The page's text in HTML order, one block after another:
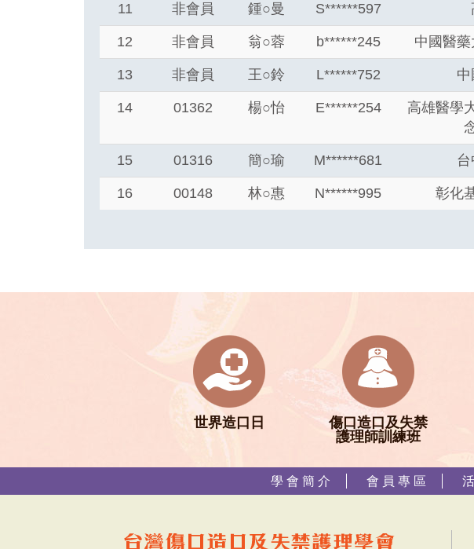
11 非會員 鍾○曼 S******597
12 非會員 翁○蓉 b******245 中國醫
13 非會員 王○鈴 L******752 中
14 01362 楊○怡 E******254
高雄醫學
15 01316 簡○瑜 M******681
16 00148 林○惠 N******995 彰化
世界造口日
傷口造口及失禁
護理師訓練班
學 會 簡 介 會 員 專 區